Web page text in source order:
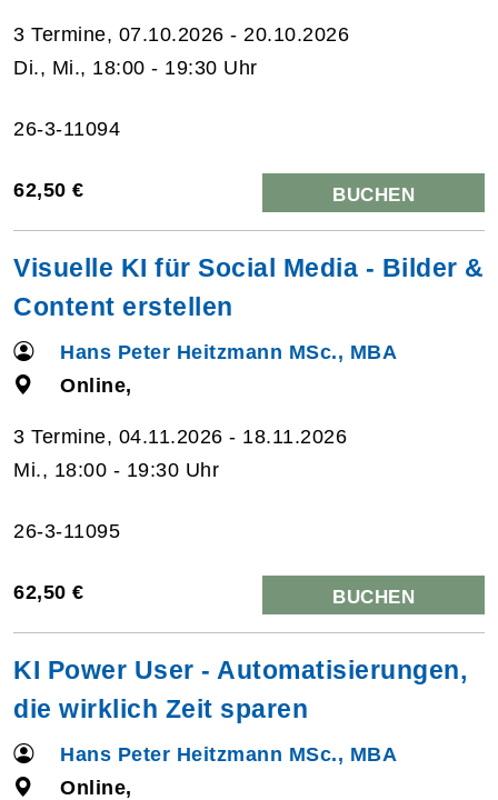
3 Termine, 07.10.2026 - 20.10.2026
Di., Mi., 18:00 - 19:30 Uhr
26-3-11094
62,50 € BUCHEN
Visuelle KI für Social Media - Bilder &
Content erstellen
Hans Peter Heitzmann MSc., MBA
Online,
3 Termine, 04.11.2026 - 18.11.2026
Mi., 18:00 - 19:30 Uhr
26-3-11095
62,50 € BUCHEN
KI Power User - Automatisierungen,
die wirklich Zeit sparen
Hans Peter Heitzmann MSc., MBA
Online,